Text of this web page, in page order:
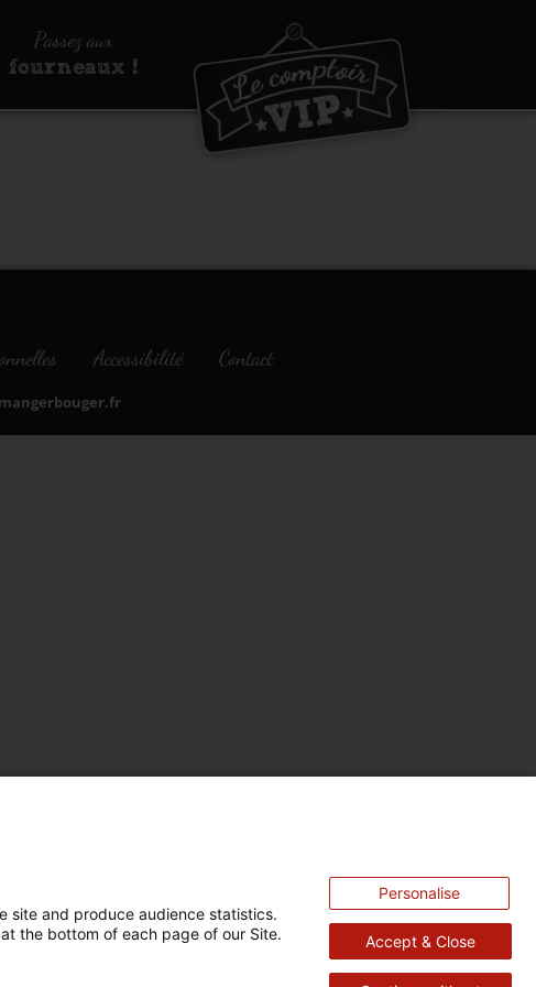
Passez aux
fourneaux !
Accessibilité Contact
site and produce audience statistics.
the bottom of each page of our Site.
Personalise
Accept & Close